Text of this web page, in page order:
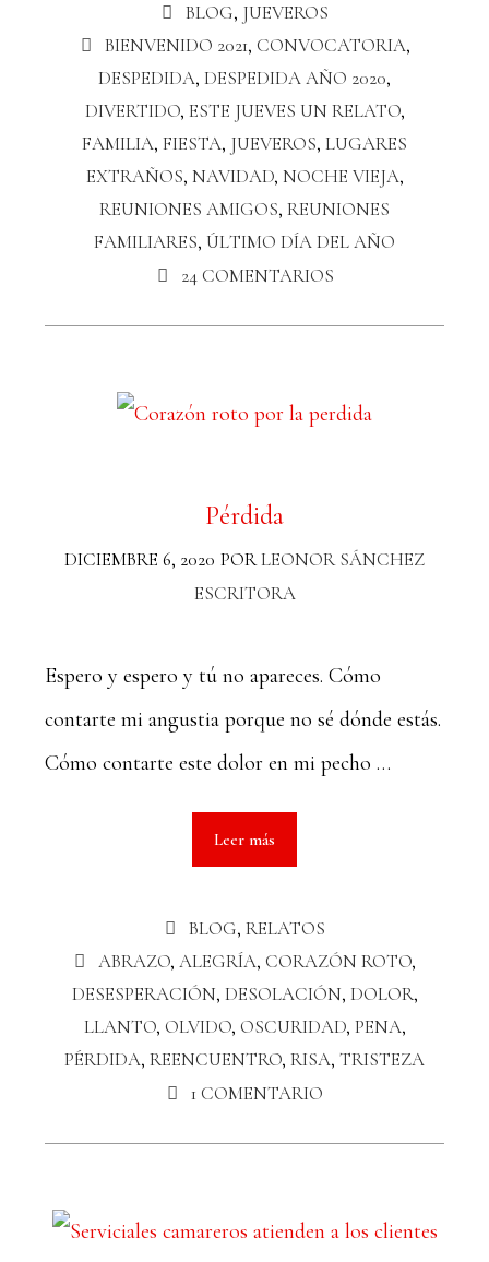
BLOG, JUEVEROS
BIENVENIDO 2021, CONVOCATORIA,
DESPEDIDA, DESPEDIDA AÑO 2020,
DIVERTIDO, ESTE JUEVES UN RELATO,
FAMILIA, FIESTA, JUEVEROS, LUGARES
EXTRAÑOS, NAVIDAD, NOCHE VIEJA,
REUNIONES AMIGOS, REUNIONES
FAMILIARES, ÚLTIMO DÍA DEL AÑO
24 COMENTARIOS
Pérdida
DICIEMBRE 6, 2020 PORLEONOR SÁNCHEZ
ESCRITORA
Espero y espero y tú no apareces. Cómo
contarte mi angustia porque no sé dónde estás.
Cómo contarte este dolor en mi pecho …
Leer más
BLOG,RELATOS
ABRAZO,ALEGRÍA,CORAZÓN ROTO,
DESESPERACIÓN, DESOLACIÓN, DOLOR,
LLANTO, OLVIDO, OSCURIDAD, PENA,
PÉRDIDA, REENCUENTRO, RISA, TRISTEZA
1 COMENTARIO